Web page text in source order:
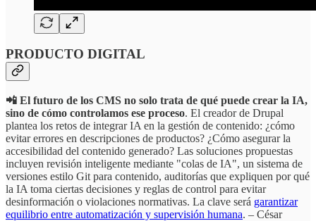
PRODUCTO DIGITAL
📲 El futuro de los CMS no solo trata de qué puede crear la IA,
sino de cómo controlamos ese proceso. El creador de Drupal
plantea los retos de integrar IA en la gestión de contenido: ¿cómo
evitar errores en descripciones de productos? ¿Cómo asegurar la
accesibilidad del contenido generado? Las soluciones propuestas
incluyen revisión inteligente mediante "colas de IA", un sistema de
versiones estilo Git para contenido, auditorías que expliquen por qué
la IA toma ciertas decisiones y reglas de control para evitar
desinformación o violaciones normativas. La clave será garantizar
equilibrio entre automatización y supervisión humana. – César